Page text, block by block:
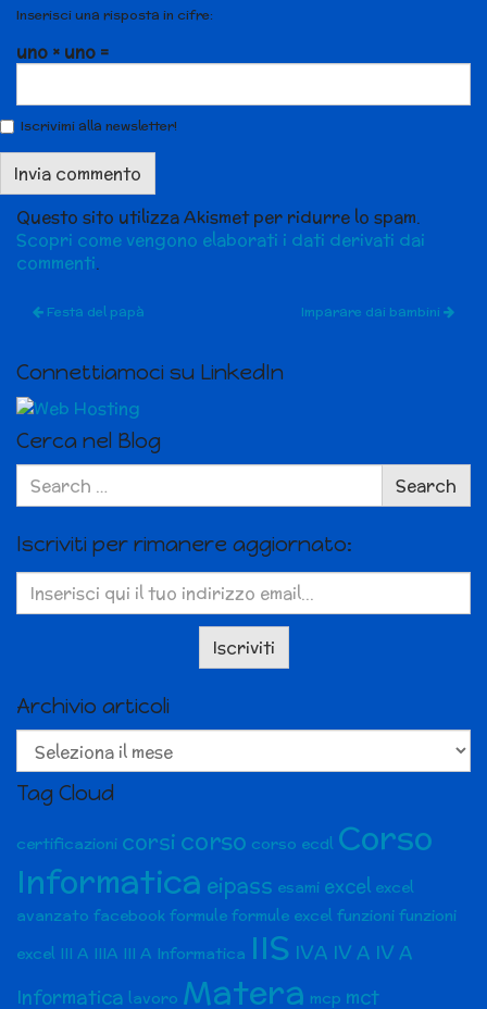
Inserisci una risposta in cifre:
uno × uno =
Iscrivimi alla newsletter!
Questo sito utilizza Akismet per ridurre lo spam.
Scopri come vengono elaborati i dati derivati dai
commenti.
Imparare dai bambini
Festa del papà
Connettiamoci su LinkedIn
Cerca nel Blog
Search
for:
Search
Iscriviti per rimanere aggiornato:
Archivio articoli
Archivio
articoli
Tag Cloud
certificazioni corsi corso corso ecdl Corso
Informatica eipass esami excel excel
avanzato facebook formule formule excel funzioni funzioni
excel III A IIIA III A Informatica IIS IVA IV A IV A
Informatica lavoro Matera mcp mct